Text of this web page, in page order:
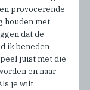
provocerende
houden met
dat de
ik beneden
juist met die
en naar
je wilt